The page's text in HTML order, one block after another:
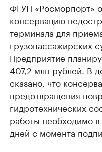
ФГУП «Росморпорт»
консервацию
терминала для
грузопассажирских
Предприятие
407,2 млн рублей. В
сказано, что
предотвращения
гидротехнических
работы необходимо
дней с момента